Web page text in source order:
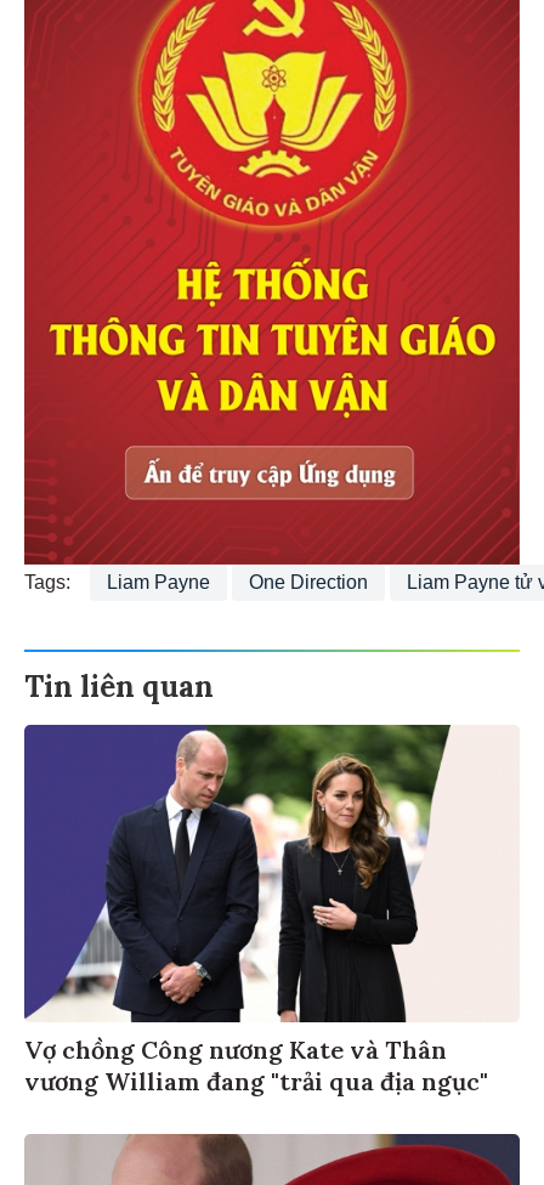
Tags: Liam Payne One Direction Liam Payne tử
Tin liên quan
Vợ chồng Công nương Kate và Thân
vương William đang "trải qua địa ngục"